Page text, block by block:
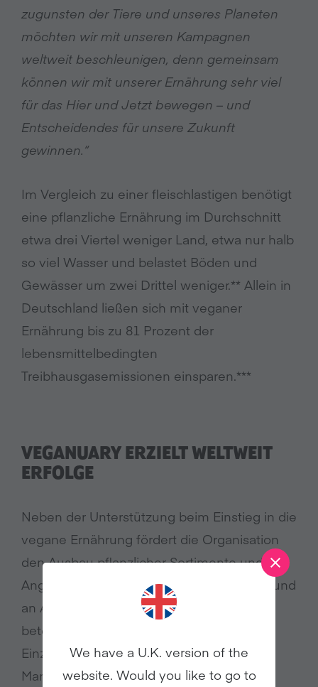
zugunsten der Tiere und unseres Planeten
möchten wir mit unseren Kampagnen
weltweit beschleunigen, denn gemeinsam
können wir mit unserer Ernährung sehr viel
für das Hier und Jetzt bewegen – und
Entscheidendes für unsere Zukunft
gewinnen.“
Im Vergleich zu einer fleischlastigen benötigt
eine pflanzliche Ernährung im Durchschnitt
etwa drei Viertel weniger Land, etwa nur halb
so viel Wasser und belastet Böden und
Gewässer um zwei Drittel weniger.** Allein in
Deutschland ließen sich mit veganer
Ernährung bis zu 81 Prozent der
lebensmittelbedingten
Treibhausgasemissionen einsparen.***
VEGANUARY ERZIELT WELTWEIT
ERFOLGE
Neben der Unterstützung beim Einstieg in die
vegane Ernährung fördert die Organisation
den Ausbau pflanzlicher Sortimente und
Angebote im Handel, in der Gastronomie und
an Arbeitsplätzen. Rund um den Globus
beteiligten sich in mehr als 16 Ländern
Einzelhandelskonzerne, internationale
Marken, große Restaurantketten,
We have a U.K. version of the
website. Would you like to go to